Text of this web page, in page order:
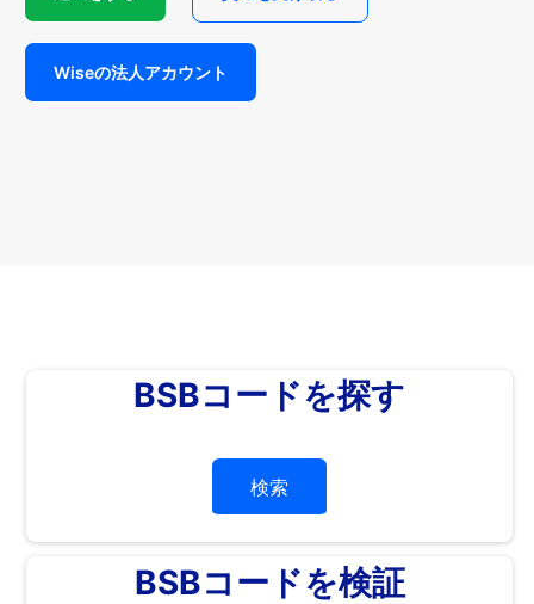
Wiseの法人アカウント
BSBコードを探す
検索
BSBコードを検証